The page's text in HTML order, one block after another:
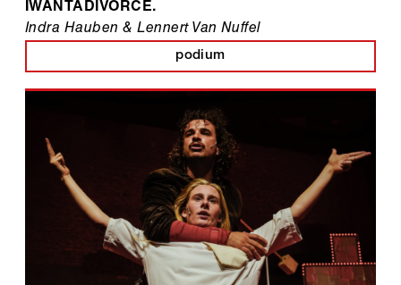
IWANTADIVORCE.
Indra Hauben & Lennert Van Nuffel
podium